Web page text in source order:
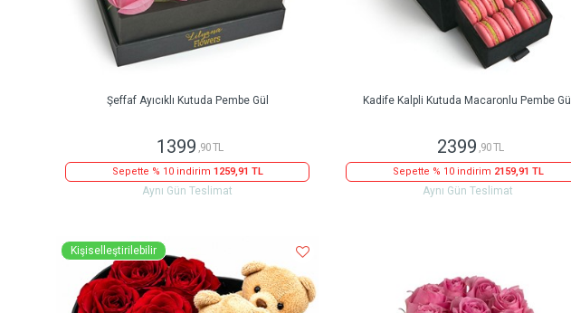
Şeffaf Ayıcıklı Kutuda Pembe Gül
1399 ,90 TL
Sepette % 10 indirim 1259,91 TL
Aynı Gün Teslimat
Kadife Kalpli Kutuda Macaronlu Pembe Gül
2399 ,90 TL
Sepette % 10 indirim 2159,91 TL
Aynı Gün Teslimat
Kişiselleştirilebilir